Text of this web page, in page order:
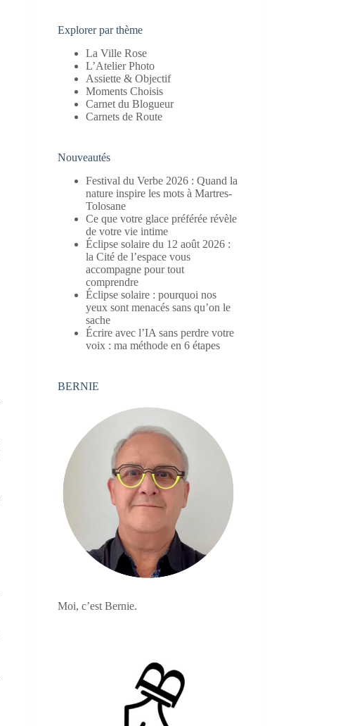
Explorer par thème
La Ville Rose
L’Atelier Photo
Assiette & Objectif
Moments Choisis
Carnet du Blogueur
Carnets de Route
Nouveautés
Festival du Verbe 2026 : Quand la
nature inspire les mots à Martres-
Tolosane
Ce que votre glace préférée révèle
de votre vie intime
Éclipse solaire du 12 août 2026 :
la Cité de l’espace vous
accompagne pour tout
comprendre
Éclipse solaire : pourquoi nos
yeux sont menacés sans qu’on le
sache
Écrire avec l’IA sans perdre votre
voix : ma méthode en 6 étapes
BERNIE
Moi, c’est Bernie.